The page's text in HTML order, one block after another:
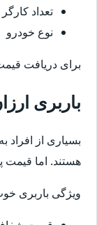
تعداد کارگر
نوع خودرو
برای دریافت
باربری
بسیاری از افراد
هستند. اما قیمت
ویژگی باربری